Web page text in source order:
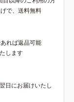
で、送料無料
れば返品可能
します
日にお届けいたし